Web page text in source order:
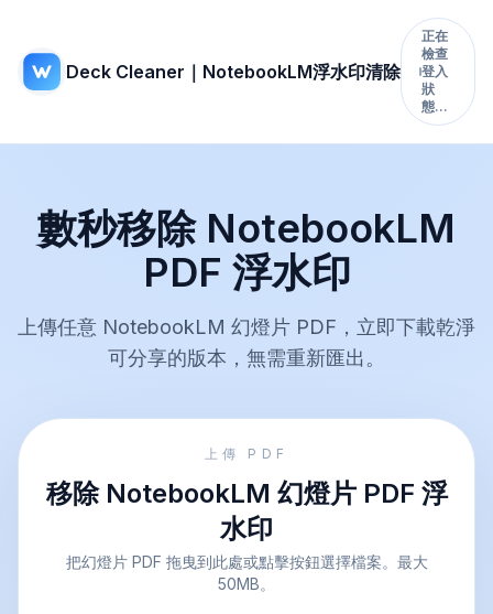
Deck Cleaner｜NotebookLM浮水印清除
正在
檢查
登入
狀
態…
數秒移除 NotebookLM
PDF 浮水印
上傳任意 NotebookLM 幻燈片 PDF，立即下載乾淨
可分享的版本，無需重新匯出。
上傳 PDF
移除 NotebookLM 幻燈片 PDF 浮
水印
把幻燈片 PDF 拖曳到此處或點擊按鈕選擇檔案。最大
50MB。